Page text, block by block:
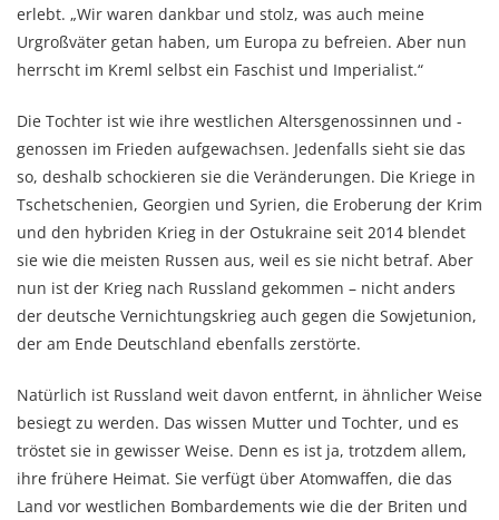
erlebt. „Wir waren dankbar und stolz, was auch meine
Urgroßväter getan haben, um Europa zu befreien. Aber nun
herrscht im Kreml selbst ein Faschist und Imperialist.“
Die Tochter ist wie ihre westlichen Altersgenossinnen und -
genossen im Frieden aufgewachsen. Jedenfalls sieht sie das
so, deshalb schockieren sie die Veränderungen. Die Kriege in
Tschetschenien, Georgien und Syrien, die Eroberung der Krim
und den hybriden Krieg in der Ostukraine seit 2014 blendet
sie wie die meisten Russen aus, weil es sie nicht betraf. Aber
nun ist der Krieg nach Russland gekommen – nicht anders
der deutsche Vernichtungskrieg auch gegen die Sowjetunion,
der am Ende Deutschland ebenfalls zerstörte.
Natürlich ist Russland weit davon entfernt, in ähnlicher Weise
besiegt zu werden. Das wissen Mutter und Tochter, und es
tröstet sie in gewisser Weise. Denn es ist ja, trotzdem allem,
ihre frühere Heimat. Sie verfügt über Atomwaffen, die das
Land vor westlichen Bombardements wie die der Briten und